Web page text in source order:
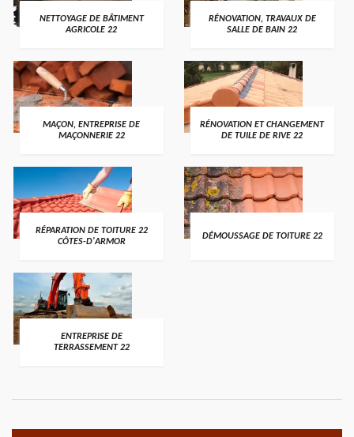
NETTOYAGE DE BÂTIMENT
AGRICOLE 22
RÉNOVATION, TRAVAUX DE
SALLE DE BAIN 22
MAÇON, ENTREPRISE DE
MAÇONNERIE 22
RÉNOVATION ET CHANGEMENT
DE TUILE DE RIVE 22
RÉPARATION DE TOITURE 22
CÔTES-D'ARMOR
DÉMOUSSAGE DE TOITURE 22
ENTREPRISE DE
TERRASSEMENT 22